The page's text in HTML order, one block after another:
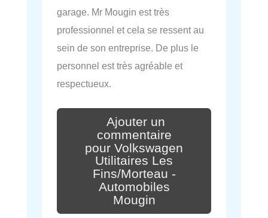
garage. Mr Mougin est très
professionnel et cela se ressent au
sein de son entreprise. De plus le
personnel est très agréable et
respectueux.
Ajouter un
commentaire
pour Volkswagen
Utilitaires Les
Fins/Morteau -
Automobiles
Mougin